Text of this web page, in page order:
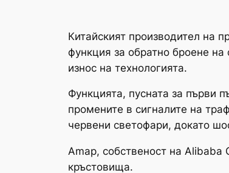
Китайският производител на
функция за обратно броене
износ на технологията.
Функцията, пусната за първи
промените в сигналите на
червени светофари, докато
Amap, собственост на Alibaba
кръстовища.